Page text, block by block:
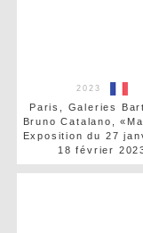
2023
Paris, Galeries
Bruno Catalano,
Exposition du 27
18 février